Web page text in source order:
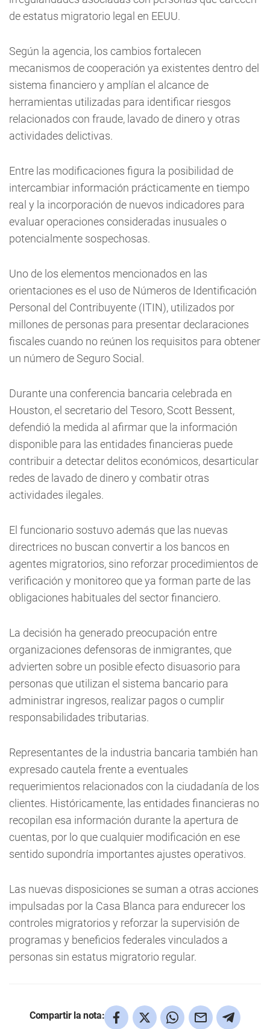
de estatus migratorio legal en EEUU.
Según la agencia, los cambios fortalecen
mecanismos de cooperación ya existentes dentro del
sistema financiero y amplían el alcance de
herramientas utilizadas para identificar riesgos
relacionados con fraude, lavado de dinero y otras
actividades delictivas.
Entre las modificaciones figura la posibilidad de
intercambiar información prácticamente en tiempo
real y la incorporación de nuevos indicadores para
evaluar operaciones consideradas inusuales o
potencialmente sospechosas.
Uno de los elementos mencionados en las
orientaciones es el uso de Números de Identificación
Personal del Contribuyente (ITIN), utilizados por
millones de personas para presentar declaraciones
fiscales cuando no reúnen los requisitos para obtener
un número de Seguro Social.
Durante una conferencia bancaria celebrada en
Houston, el secretario del Tesoro, Scott Bessent,
defendió la medida al afirmar que la información
disponible para las entidades financieras puede
contribuir a detectar delitos económicos, desarticular
redes de lavado de dinero y combatir otras
actividades ilegales.
El funcionario sostuvo además que las nuevas
directrices no buscan convertir a los bancos en
agentes migratorios, sino reforzar procedimientos de
verificación y monitoreo que ya forman parte de las
obligaciones habituales del sector financiero.
La decisión ha generado preocupación entre
organizaciones defensoras de inmigrantes, que
advierten sobre un posible efecto disuasorio para
personas que utilizan el sistema bancario para
administrar ingresos, realizar pagos o cumplir
responsabilidades tributarias.
Representantes de la industria bancaria también han
expresado cautela frente a eventuales
requerimientos relacionados con la ciudadanía de los
clientes. Históricamente, las entidades financieras no
recopilan esa información durante la apertura de
cuentas, por lo que cualquier modificación en ese
sentido supondría importantes ajustes operativos.
Las nuevas disposiciones se suman a otras acciones
impulsadas por la Casa Blanca para endurecer los
controles migratorios y reforzar la supervisión de
programas y beneficios federales vinculados a
personas sin estatus migratorio regular.
Compartir la nota: